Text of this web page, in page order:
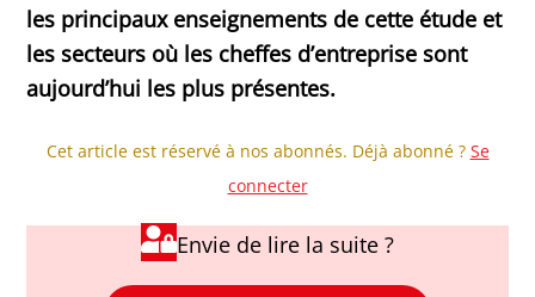
les principaux enseignements de cette étude et
les secteurs où les cheffes d’entreprise sont
aujourd’hui les plus présentes.
Cet article est réservé à nos abonnés. Déjà abonné ? Se
connecter
Envie de lire la suite ?